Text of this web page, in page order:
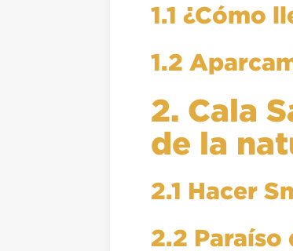
1.1 ¿Cómo
1.2
2. Cala
de la
2.1 Hacer
2.2 Paraíso